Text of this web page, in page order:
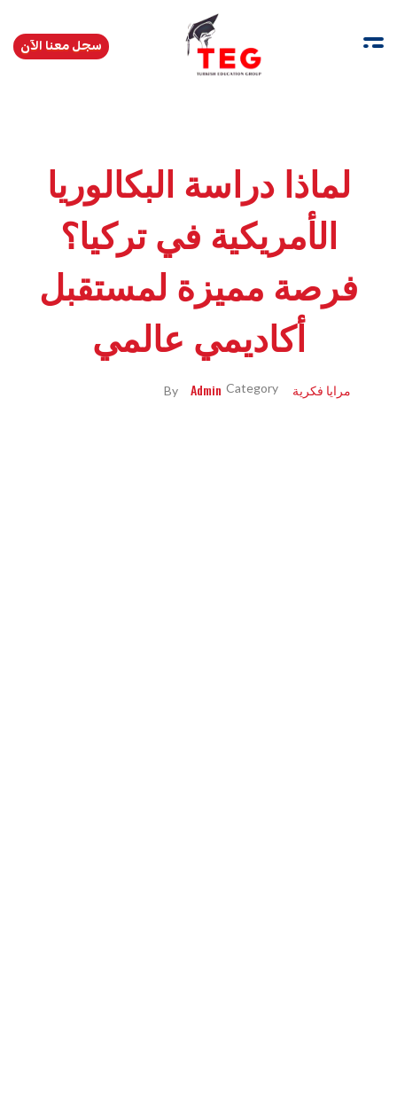
سجل معنا الآن
لماذا دراسة البكالوريا
الأمريكية في تركيا؟
فرصة مميزة لمستقبل
أكاديمي عالمي
By Admin مرايا فكرية